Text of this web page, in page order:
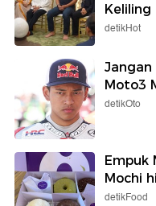
Keliling
detikHot
Jangan
Moto3
detikOto
Empuk
Mochi
detikFood